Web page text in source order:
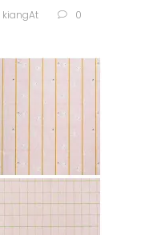
kiangAt 0